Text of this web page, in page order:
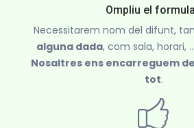
Ompliu el
Necessitarem nom del difunt,
alguna dada, com sala, horari,
Nosaltres ens encarreguem
tot.